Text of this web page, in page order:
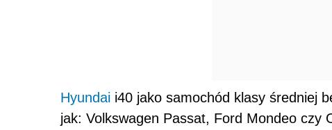
Hyundai i40 jako samochód klasy średniej
jak: Volkswagen Passat, Ford Mondeo czy